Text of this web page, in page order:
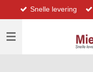
direct
naar
hoofdinhoud
Snelle levering